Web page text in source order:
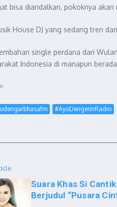
bisa diandalkan, pokoknya
House DJ yang sedang tren
single perdana dari
Indonesia di manapun
#AyoDengerinRadio
Suara Khas Si
Berjudul “Pusara